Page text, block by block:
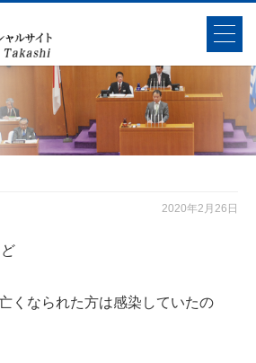
2020年2月26日
くなられた方は感染していたの